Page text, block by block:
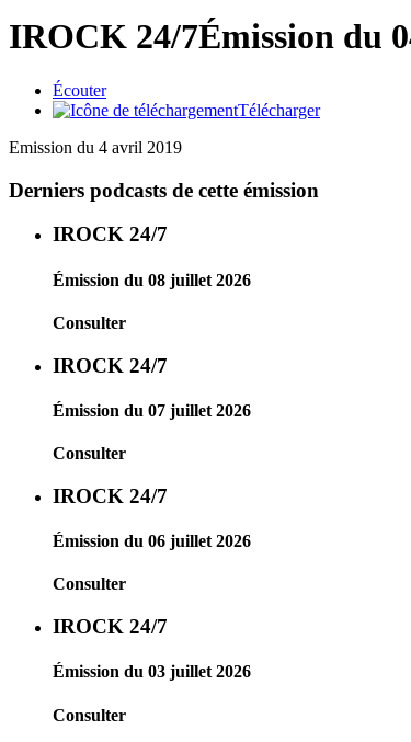
IROCK 24/7Émission du
Écouter
Télécharger
Emission du 4 avril 2019
Derniers podcasts de cette émission
IROCK 24/7
Émission du 08 juillet 2026
Consulter
IROCK 24/7
Émission du 07 juillet 2026
Consulter
IROCK 24/7
Émission du 06 juillet 2026
Consulter
IROCK 24/7
Émission du 03 juillet 2026
Consulter